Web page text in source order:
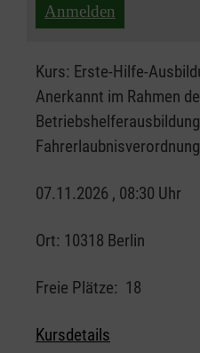
Anmelden
Kurs: Erste-Hilfe-
Anerkannt im Rahmen
07.11.2026 , 08:30 Uhr
Ort: 10318 Berlin
Freie Plätze: 18
Kursdetails